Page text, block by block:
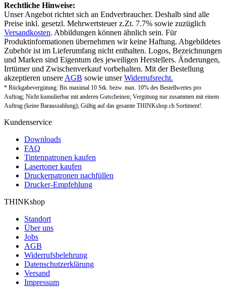
Rechtliche Hinweise:
Unser Angebot richtet sich an Endverbraucher. Deshalb sind alle
Preise inkl. gesetzl. Mehrwertsteuer z.Zt. 7.7% sowie zuzüglich
Versandkosten. Abbildungen können ähnlich sein. Für
Produktinformationen übernehmen wir keine Haftung. Abgebildetes
Zubehör ist im Lieferumfang nicht enthalten. Logos, Bezeichnungen
und Marken sind Eigentum des jeweiligen Herstellers. Änderungen,
Irrtümer und Zwischenverkauf vorbehalten. Mit der Bestellung
akzeptieren unsere AGB sowie unserWiderrufsrecht.
* Rückgabevergütung: Bis maximal 10 Stk. bezw. max. 10% des Bestellwertes pro
Auftrag; Nicht kumulierbar mit anderen Gutscheinen; Vergütung nur zusammen mit einem
Auftrag (keine Barauszahlung); Gültig auf das gesamte THINKshop.ch Sortiment!.
Kundenservice
Downloads
FAQ
Tintenpatronen kaufen
Lasertoner kaufen
Druckerpatronen nachfüllen
Drucker-Empfehlung
THINKshop
Standort
Über uns
Jobs
AGB
Widerrufsbelehrung
Datenschutzerklärung
Versand
Impressum